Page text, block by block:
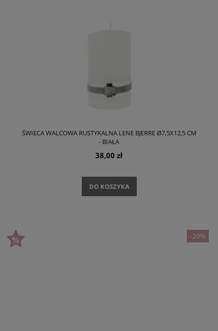
ŚWIECA WALCOWA RUSTYKALNA LENE BJERRE Ø7,5X12,5 CM
- BIAŁA
38,00 zł
DO KOSZYKA
-20%